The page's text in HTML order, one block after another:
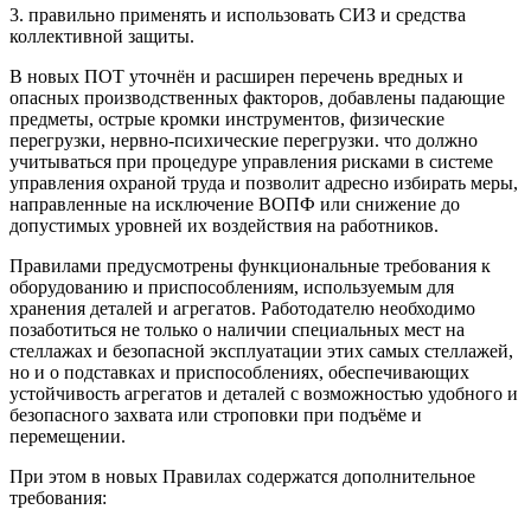
3. правильно применять и использовать СИЗ и средства
коллективной защиты.
В новых ПОТ уточнён и расширен перечень вредных и
опасных производственных факторов, добавлены падающие
предметы, острые кромки инструментов, физические
перегрузки, нервно-психические перегрузки. что должно
учитываться при процедуре управления рисками в системе
управления охраной труда и позволит адресно избирать меры,
направленные на исключение ВОПФ или снижение до
допустимых уровней их воздействия на работников.
Правилами предусмотрены функциональные требования к
оборудованию и приспособлениям, используемым для
хранения деталей и агрегатов. Работодателю необходимо
позаботиться не только о наличии специальных мест на
стеллажах и безопасной эксплуатации этих самых стеллажей,
но и о подставках и приспособлениях, обеспечивающих
устойчивость агрегатов и деталей с возможностью удобного и
безопасного захвата или строповки при подъёме и
перемещении.
При этом в новых Правилах содержатся дополнительное
требования: